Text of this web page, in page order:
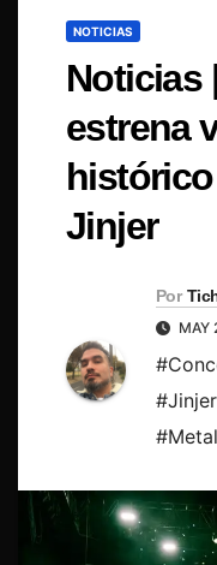
NOTICIAS
Noticias
estrena
Jinjer
Por
MAY